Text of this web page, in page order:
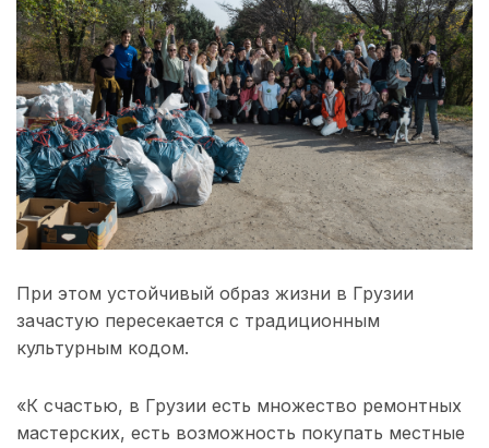
При этом устойчивый образ жизни в Грузии
зачастую пересекается с традиционным
культурным кодом.
«К счастью, в Грузии есть множество ремонтных
мастерских, есть возможность покупать местные